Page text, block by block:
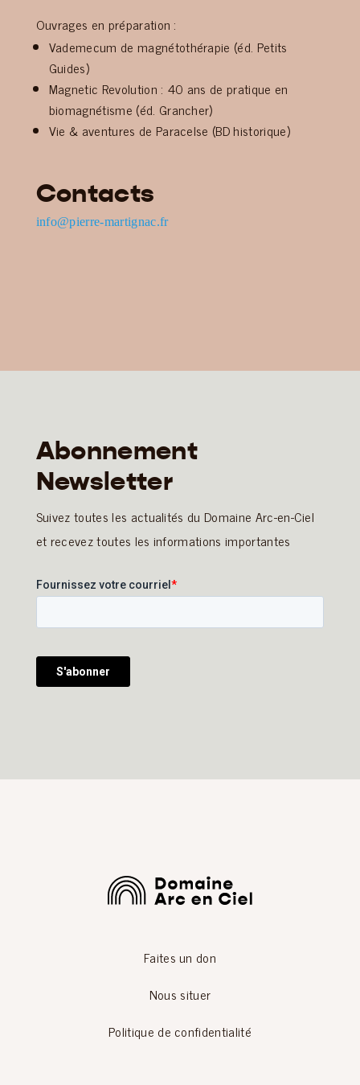
Ouvrages en préparation :
Vademecum de magnétothérapie (éd. Petits
Guides)
Magnetic Revolution : 40 ans de pratique en
biomagnétisme (éd. Grancher)
Vie & aventures de Paracelse (BD historique)
Contacts
info@pierre-martignac.fr
Abonnement
Newsletter
Suivez toutes les actualités du Domaine Arc-en-Ciel
et recevez toutes les informations importantes
Faites un don
Nous situer
Politique de confidentialité